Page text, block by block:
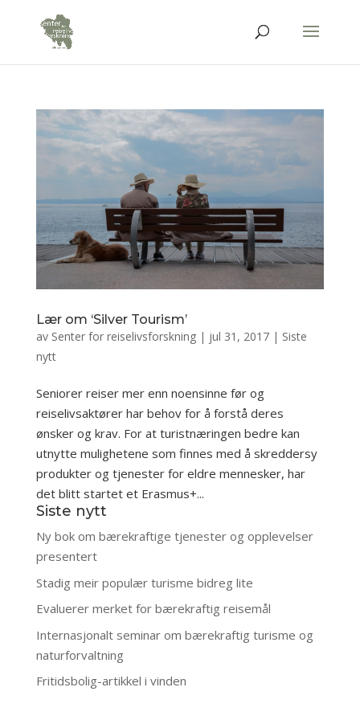
Lær om ‘Silver Tourism’
av Senter for reiselivsforskning| jul 31, 2017| Siste
nytt
Seniorer reiser mer enn noensinne før og
reiselivsaktører har behov for å forstå deres
ønsker og krav. For at turistnæringen bedre kan
utnytte mulighetene som finnes med å skreddersy
produkter og tjenester for eldre mennesker, har
det blitt startet et Erasmus+...
Siste nytt
Ny bok om bærekraftige tjenester og opplevelser
presentert
Stadig meir populær turisme bidreg lite
Evaluerer merket for bærekraftig reisemål
Internasjonalt seminar om bærekraftig turisme og
naturforvaltning
Fritidsbolig-artikkel i vinden